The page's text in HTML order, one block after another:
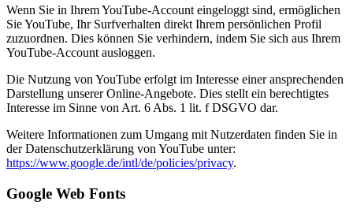
Wenn Sie in Ihrem YouTube-Account eingeloggt sind, ermöglichen
Sie YouTube, Ihr Surfverhalten direkt Ihrem persönlichen Profil
zuzuordnen. Dies können Sie verhindern, indem Sie sich aus Ihrem
YouTube-Account ausloggen.
Die Nutzung von YouTube erfolgt im Interesse einer ansprechenden
Darstellung unserer Online-Angebote. Dies stellt ein berechtigtes
Interesse im Sinne von Art. 6 Abs. 1 lit. f DSGVO dar.
Weitere Informationen zum Umgang mit Nutzerdaten finden Sie in
der Datenschutzerklärung von YouTube unter:
https://www.google.de/intl/de/policies/privacy.
Google Web Fonts